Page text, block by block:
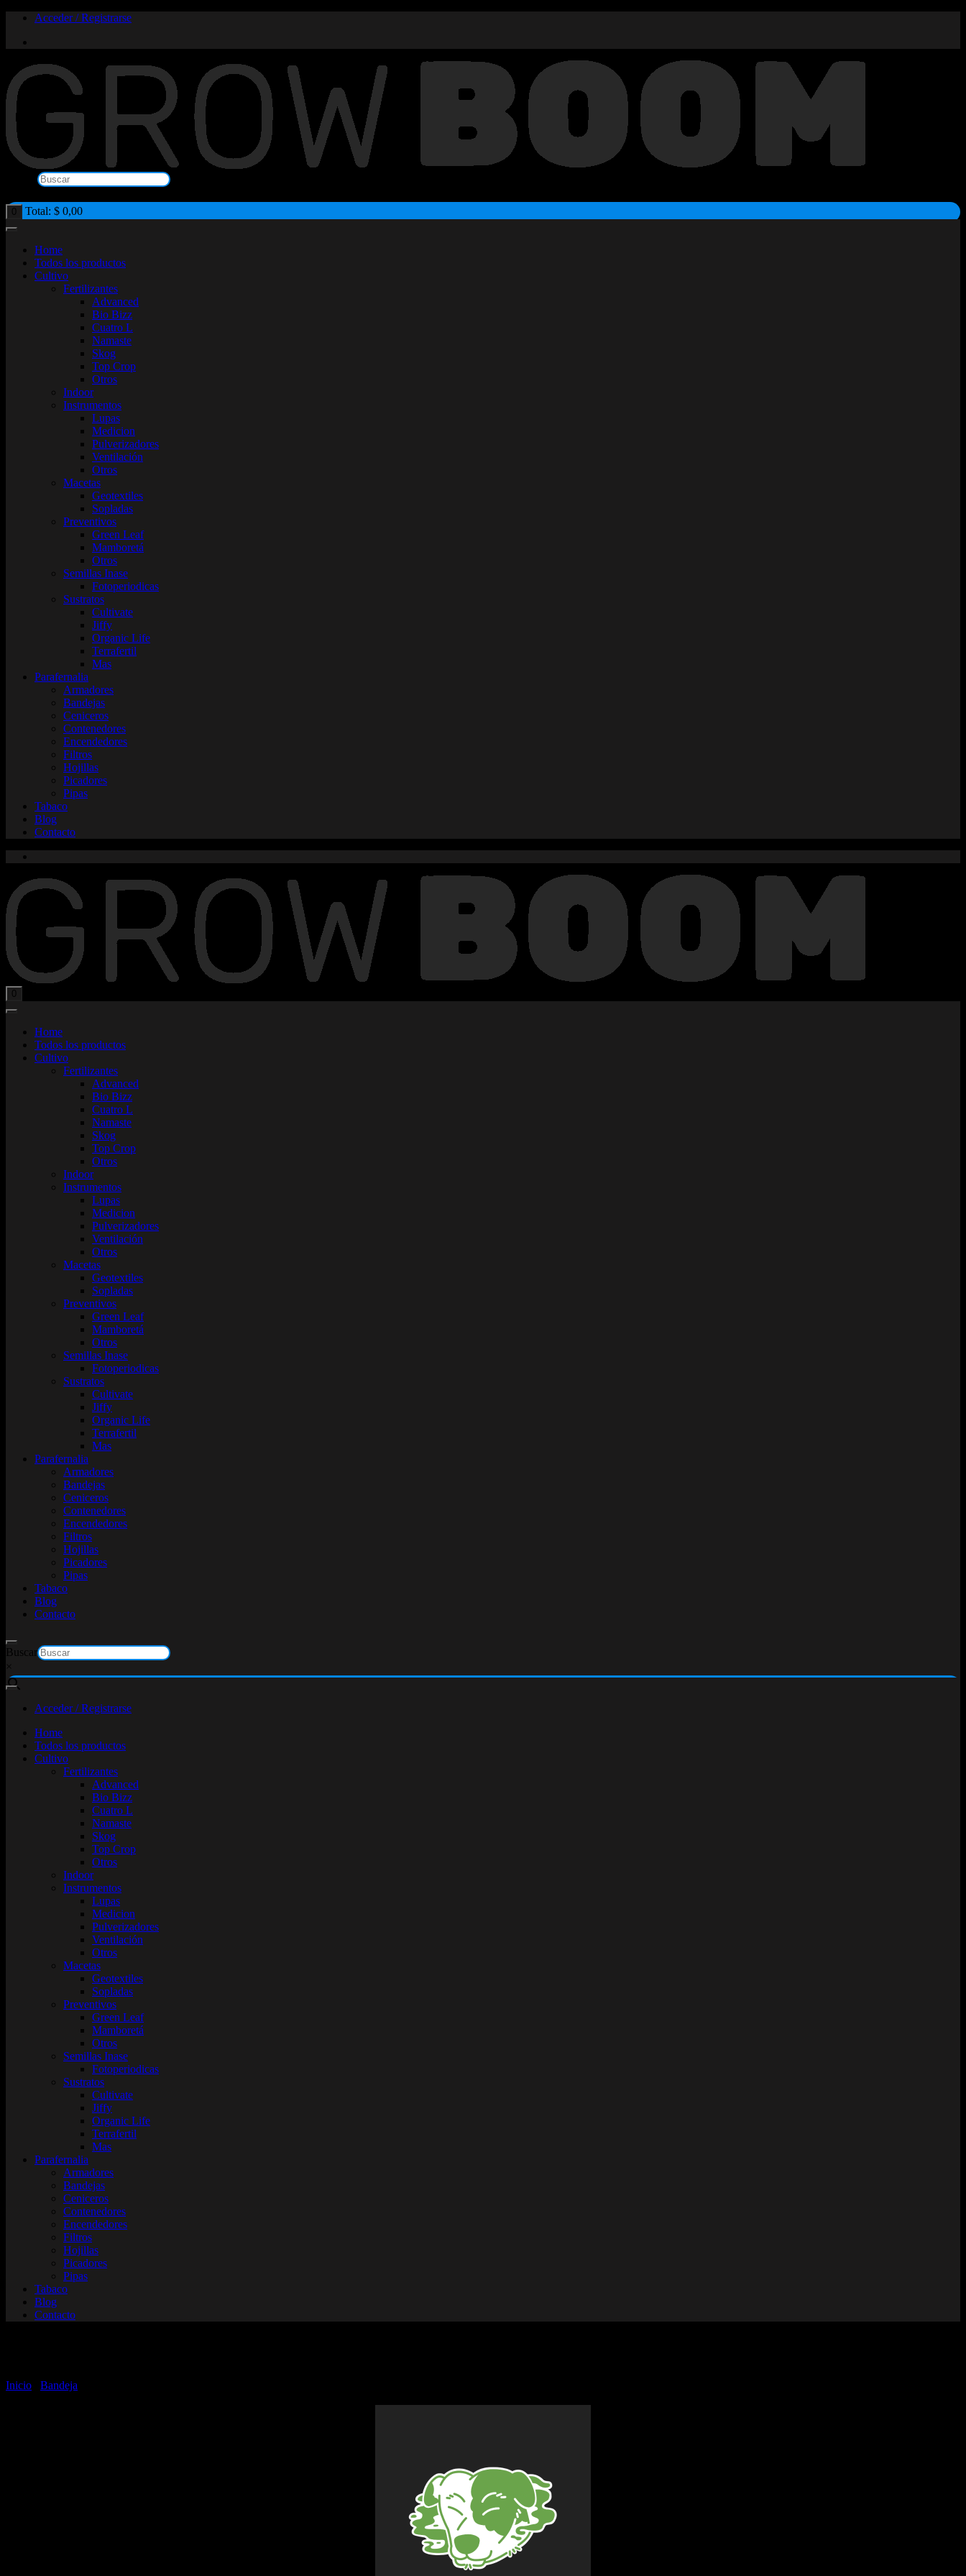
Saltar
contenido
Acceder / Registrarse
0 Total: $ 0,00
Home
Todos los productos
Cultivo
Fertilizantes
Advanced
Bio Bizz
Cuatro L
Namaste
Skog
Top Crop
Otros
Indoor
Instrumentos
Lupas
Medicion
Pulverizadores
Ventilación
Otros
Macetas
Geotextiles
Sopladas
Preventivos
Green Leaf
Mamboretá
Otros
Semillas Inase
Fotoperiodicas
Sustratos
Cultivate
Jiffy
Organic Life
Terrafertil
Mas
Parafernalia
Armadores
Bandejas
Ceniceros
Contenedores
Encendedores
Filtros
Hojillas
Picadores
Pipas
Tabaco
Blog
Contacto
0
Home
Todos los productos
Cultivo
Fertilizantes
Advanced
Bio Bizz
Cuatro L
Namaste
Skog
Top Crop
Otros
Indoor
Instrumentos
Lupas
Medicion
Pulverizadores
Ventilación
Otros
Macetas
Geotextiles
Sopladas
Preventivos
Green Leaf
Mamboretá
Otros
Semillas Inase
Fotoperiodicas
Sustratos
Cultivate
Jiffy
Organic Life
Terrafertil
Mas
Parafernalia
Armadores
Bandejas
Ceniceros
Contenedores
Encendedores
Filtros
Hojillas
Picadores
Pipas
Tabaco
Blog
Contacto
Buscar
×
Acceder / Registrarse
Home
Todos los productos
Cultivo
Fertilizantes
Advanced
Bio Bizz
Cuatro L
Namaste
Skog
Top Crop
Otros
Indoor
Instrumentos
Lupas
Medicion
Pulverizadores
Ventilación
Otros
Macetas
Geotextiles
Sopladas
Preventivos
Green Leaf
Mamboretá
Otros
Semillas Inase
Fotoperiodicas
Sustratos
Cultivate
Jiffy
Organic Life
Terrafertil
Mas
Parafernalia
Armadores
Bandejas
Ceniceros
Contenedores
Encendedores
Filtros
Hojillas
Picadores
Pipas
Tabaco
Blog
Contacto
Inicio Bandeja